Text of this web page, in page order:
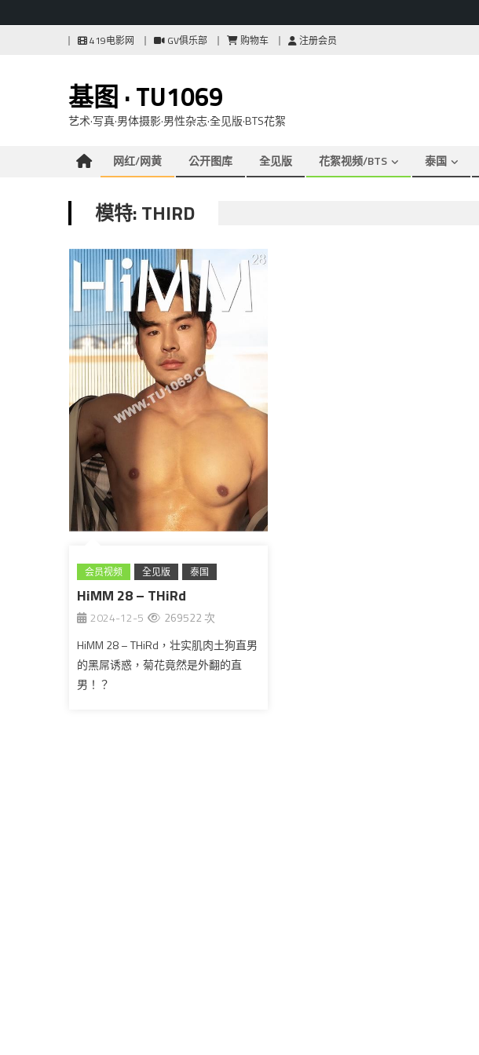
419电影网 GV俱乐部 购物车 注册会员
基图 · TU1069
艺术·写真·男体摄影·男性杂志·全见版·BTS花絮
网红/网黄 公开图库 全见版 花絮视频/BTS 泰国
模特: THIRD
会员视频 全见版 泰国
HiMM 28 – THiRd
2024-12-5
269522 次
HiMM 28 – THiRd，壮实肌肉土狗直男
的黑屌诱惑，菊花竟然是外翻的直
男！？